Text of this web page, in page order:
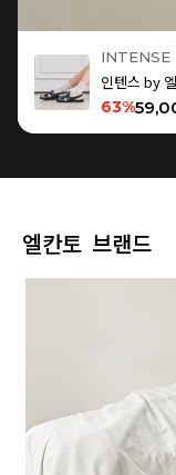
INTENSE
63%
엘칸토 브랜드